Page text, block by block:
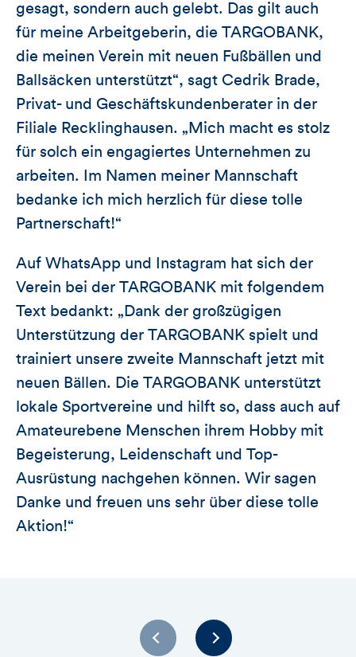
gesagt, sondern auch gelebt. Das gilt auch
für meine Arbeitgeberin, die TARGOBANK,
die meinen Verein mit neuen Fußbällen und
Ballsäcken unterstützt“, sagt Cedrik Brade,
Privat- und Geschäftskundenberater in der
Filiale Recklinghausen. „Mich macht es stolz
für solch ein engagiertes Unternehmen zu
arbeiten. Im Namen meiner Mannschaft
bedanke ich mich herzlich für diese tolle
Partnerschaft!“
Auf WhatsApp und Instagram hat sich der
Verein bei der TARGOBANK mit folgendem
Text bedankt: „Dank der großzügigen
Unterstützung der TARGOBANK spielt und
trainiert unsere zweite Mannschaft jetzt mit
neuen Bällen. Die TARGOBANK unterstützt
lokale Sportvereine und hilft so, dass auch auf
Amateurebene Menschen ihrem Hobby mit
Begeisterung, Leidenschaft und Top-
Ausrüstung nachgehen können. Wir sagen
Danke und freuen uns sehr über diese tolle
Aktion!“